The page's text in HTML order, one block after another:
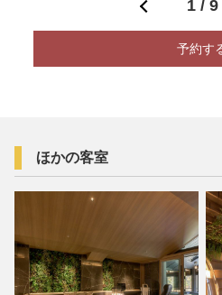
1/ 9
予約す
ほかの客室